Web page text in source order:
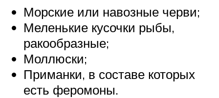
Морские или навозные черви;
Меленькие кусочки рыбы,
ракообразные;
Моллюски;
Приманки, в составе которых
есть феромоны.